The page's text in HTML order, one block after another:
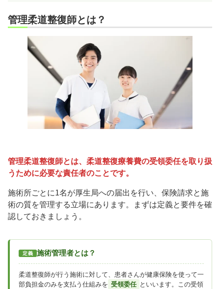
管理柔道整復師とは？
管理柔道整復師とは、柔道整復療養費の受領委任を取り扱
うために必要な責任者のことです。
施術所ごとに1名が厚生局への届出を行い、保険請求と施
術の質を管理する立場にあります。まずは定義と要件を確
認しておきましょう。
定義 施術管理者とは？
柔道整復師が行う施術に対して、患者さんが健康保険を使って一
部負担金のみを支払う仕組みを 受領委任 といいます。この受領